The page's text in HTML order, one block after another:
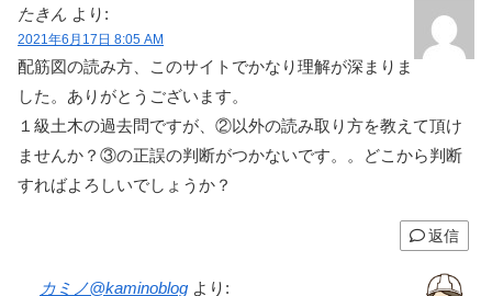
たきん より:
2021年6月17日 8:05 AM
配筋図の読み方、このサイトでかなり理解が深まりま
した。ありがとうございます。
１級土木の過去問ですが、②以外の読み取り方を教えて頂け
ませんか？③の正誤の判断がつかないです。。どこから判断
すればよろしいでしょうか？
返信
カミノ@kaminoblog より: